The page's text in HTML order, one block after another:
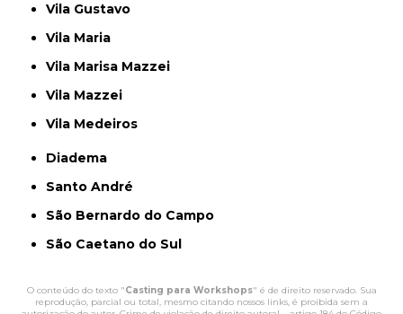
Vila Gustavo
Vila Maria
Vila Marisa Mazzei
Vila Mazzei
Vila Medeiros
Diadema
Santo André
São Bernardo do Campo
São Caetano do Sul
O conteúdo do texto "Casting para Workshops" é de direito reservado. Sua
reprodução, parcial ou total, mesmo citando nossos links, é proibida sem a